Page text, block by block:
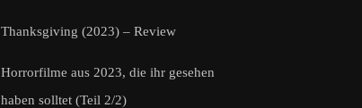
Thanksgiving (2023) – Review
Horrorfilme aus 2023, die ihr gesehen
haben solltet (Teil 2/2)